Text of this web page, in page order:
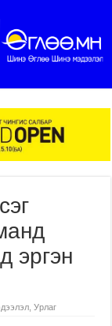
эргэн
,Урлаг